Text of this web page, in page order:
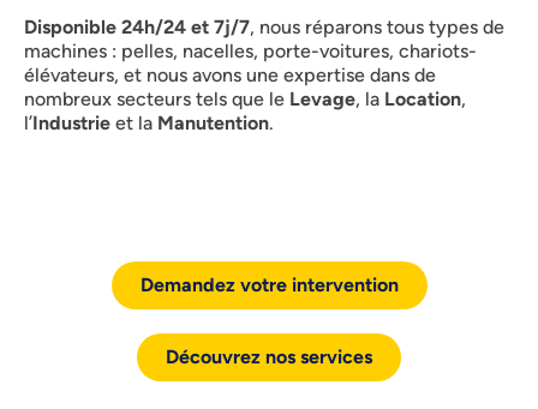
Disponible 24h/24 et 7j/7, nous réparons tous types de
machines : pelles, nacelles, porte-voitures, chariots-
élévateurs, et nous avons une expertise dans de
nombreux secteurs tels que le Levage, la Location,
l’Industrie et la Manutention.
Demandez votre intervention
Découvrez nos services